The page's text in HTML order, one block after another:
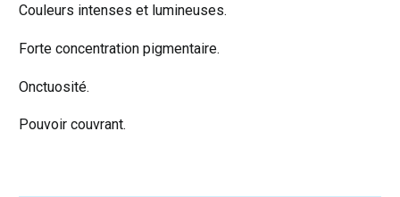
Couleurs intenses et lumineuses.
Forte concentration pigmentaire.
Onctuosité.
Pouvoir couvrant.